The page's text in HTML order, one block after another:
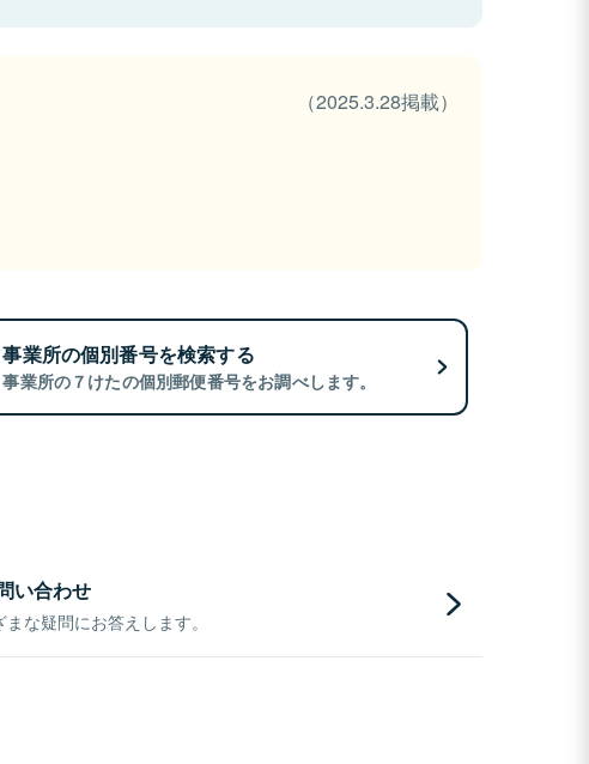
（2025.3.28掲載）
事業所の個別番号を検索する
事業所の７けたの個別郵便番号をお調べします。
い合わせ
な疑問にお答えします。